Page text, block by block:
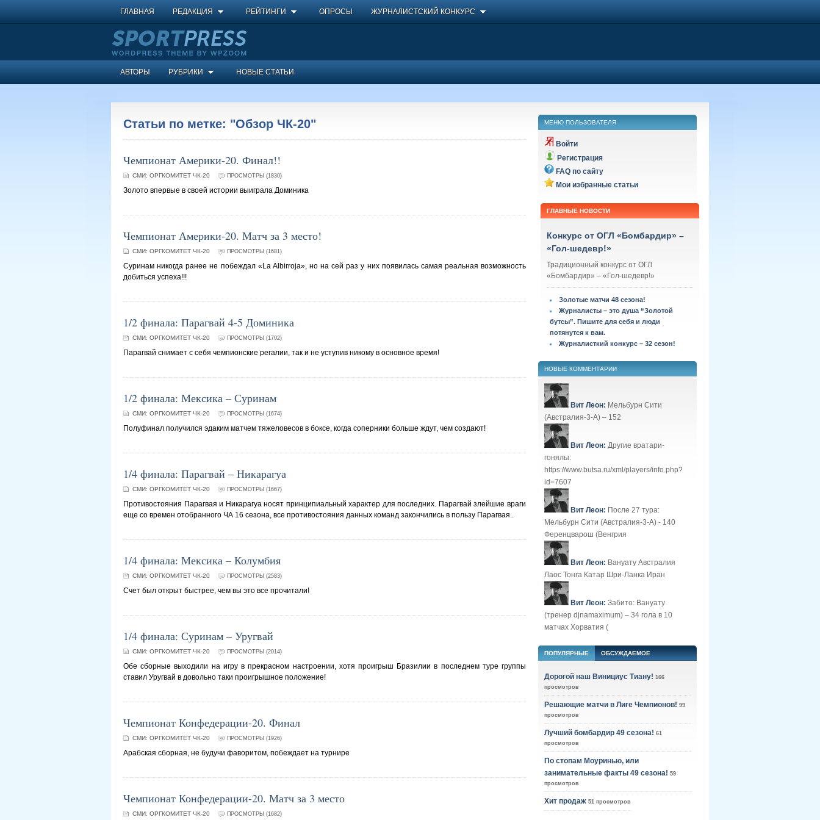
ГЛАВНАЯ РЕДАКЦИЯ РЕЙТИНГИ ОПРОСЫ ЖУРНАЛИСТСКИЙ КОНКУРС
АВТОРЫ РУБРИКИ НОВЫЕ СТАТЬИ
Статьи по метке: "Обзор ЧК-20"
Чемпионат Америки-20. Финал!!
СМИ: ОРГКОМИТЕТ ЧК-20 ПРОСМОТРЫ (1830)
Золото впервые в своей истории выиграла Доминика
Чемпионат Америки-20. Матч за 3 место!
СМИ: ОРГКОМИТЕТ ЧК-20 ПРОСМОТРЫ (1681)
Суринам никогда ранее не побеждал «La Albirroja», но на сей раз у них появилась самая реальная возможность
добиться успеха!!!
1/2 финала: Парагвай 4-5 Доминика
СМИ: ОРГКОМИТЕТ ЧК-20 ПРОСМОТРЫ (1702)
Парагвай снимает с себя чемпионские регалии, так и не уступив никому в основное время!
1/2 финала: Мексика – Суринам
СМИ: ОРГКОМИТЕТ ЧК-20 ПРОСМОТРЫ (1674)
Полуфинал получился эдаким матчем тяжеловесов в боксе, когда соперники больше ждут, чем создают!
1/4 финала: Парагвай – Никарагуа
СМИ: ОРГКОМИТЕТ ЧК-20 ПРОСМОТРЫ (1667)
Противостояния Парагвая и Никарагуа носят принципиальный характер для последних. Парагвай злейшие враги
еще со времен отобранного ЧА 16 сезона, все противостояния данных команд закончились в пользу Парагвая..
1/4 финала: Мексика – Колумбия
СМИ: ОРГКОМИТЕТ ЧК-20 ПРОСМОТРЫ (2583)
Счет был открыт быстрее, чем вы это все прочитали!
1/4 финала: Суринам – Уругвай
СМИ: ОРГКОМИТЕТ ЧК-20 ПРОСМОТРЫ (2014)
Обе сборные выходили на игру в прекрасном настроении, хотя проигрыш Бразилии в последнем туре группы
ставил Уругвай в довольно таки проигрышное положение!
Чемпионат Конфедерации-20. Финал
СМИ: ОРГКОМИТЕТ ЧК-20 ПРОСМОТРЫ (1926)
Арабская сборная, не будучи фаворитом, побеждает на турнире
Чемпионат Конфедерации-20. Матч за 3 место
СМИ: ОРГКОМИТЕТ ЧК-20 ПРОСМОТРЫ (1682)
МЕНЮ ПОЛЬЗОВАТЕЛЯ
Войти
Регистрация
FAQ по сайту
Мои избранные статьи
ГЛАВНЫЕ НОВОСТИ
Конкурс от ОГЛ «Бомбардир» –
«Гол-шедевр!»
Традиционный конкурс от ОГЛ
«Бомбардир» – «Гол-шедевр!»
Золотые матчи 48 сезона!
Журналисты – это душа “Золотой
бутсы”. Пишите для себя и люди
потянутся к вам.
Журналисткий конкурс – 32 сезон!
НОВЫЕ КОММЕНТАРИИ
Вит Леон: Мельбурн Сити
(Австралия-3-А) – 152
Вит Леон: Другие вратари-
гонялы:
https://www.butsa.ru/xml/players/info.php?
id=7607
Вит Леон: После 27 тура:
Мельбурн Сити (Австралия-3-А) - 140
Ференцварош (Венгрия
Вит Леон: Вануату Австралия
Лаос Тонга Катар Шри-Ланка Иран
Вит Леон: Забито: Вануату
(тренер djnamaximum) – 34 гола в 10
матчах Хорватия (
ПОПУЛЯРНЫЕ ОБСУЖДАЕМОЕ
Дорогой наш Винициус Тиану! 166
просмотров
Решающие матчи в Лиге Чемпионов! 99
просмотров
Лучший бомбардир 49 сезона! 61
просмотров
По стопам Моуринью, или
занимательные факты 49 сезона! 59
просмотров
Хит продаж 51 просмотров